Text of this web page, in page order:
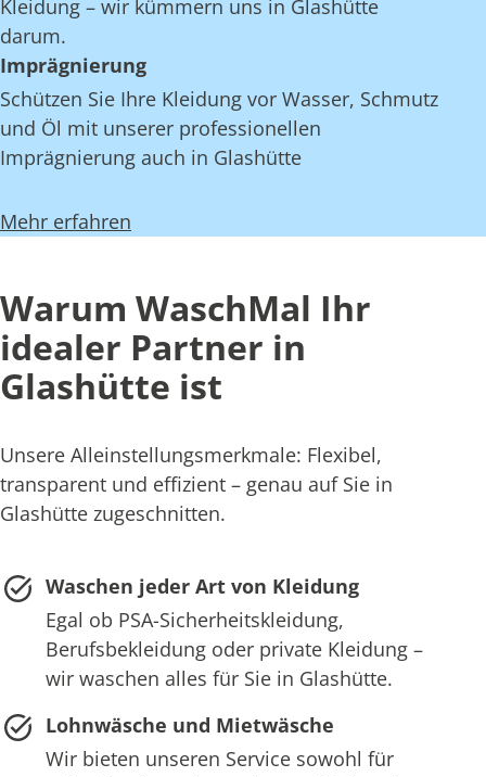
Kleidung – wir kümmern uns in Glashütte
darum.
Imprägnierung
Schützen Sie Ihre Kleidung vor Wasser, Schmutz
und Öl mit unserer professionellen
Imprägnierung auch in Glashütte
Mehr erfahren
Warum WaschMal Ihr
idealer Partner in
Glashütte ist
Unsere Alleinstellungsmerkmale: Flexibel,
transparent und effizient – genau auf Sie in
Glashütte zugeschnitten.
Waschen jeder Art von Kleidung
Egal ob PSA-Sicherheitskleidung,
Berufsbekleidung oder private Kleidung –
wir waschen alles für Sie in Glashütte.
Lohnwäsche und Mietwäsche
Wir bieten unseren Service sowohl für